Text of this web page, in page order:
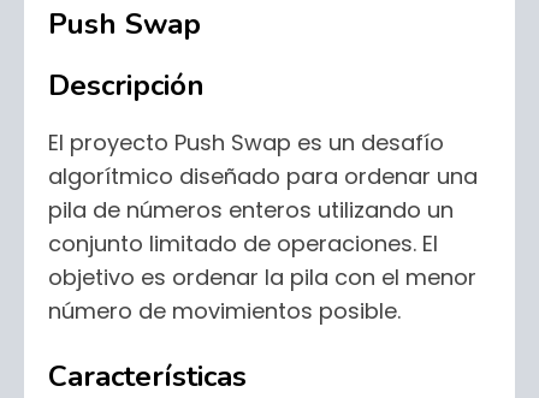
Push Swap
Descripción
El proyecto Push Swap es un desafío
algorítmico diseñado para ordenar una
pila de números enteros utilizando un
conjunto limitado de operaciones. El
objetivo es ordenar la pila con el menor
número de movimientos posible.
Características